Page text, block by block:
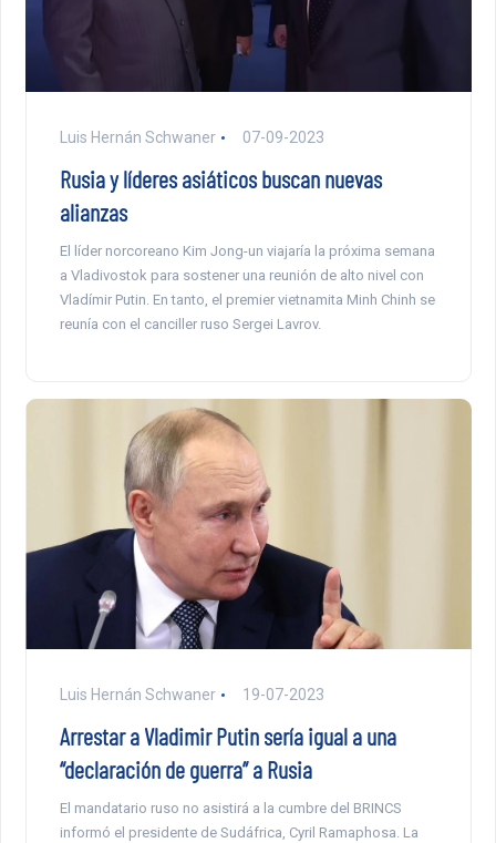
Luis Hernán Schwaner 07-09-2023
Rusia y líderes asiáticos buscan nuevas
alianzas
El líder norcoreano Kim Jong-un viajaría la próxima semana
a Vladivostok para sostener una reunión de alto nivel con
Vladímir Putin. En tanto, el premier vietnamita Minh Chinh se
reunía con el canciller ruso Sergei Lavrov.
Luis Hernán Schwaner 19-07-2023
Arrestar a Vladimir Putin sería igual a una
“declaración de guerra” a Rusia
El mandatario ruso no asistirá a la cumbre del BRINCS
informó el presidente de Sudáfrica, Cyril Ramaphosa. La